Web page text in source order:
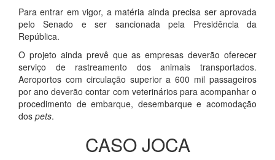
Para entrar em vigor, a matéria ainda precisa ser aprovada
pelo Senado e ser sancionada pela Presidência da
República.
O projeto ainda prevê que as empresas deverão oferecer
serviço de rastreamento dos animais transportados.
Aeroportos com circulação superior a 600 mil passageiros
por ano deverão contar com veterinários para acompanhar o
procedimento de embarque, desembarque e acomodação
dos pets.
CASO JOCA